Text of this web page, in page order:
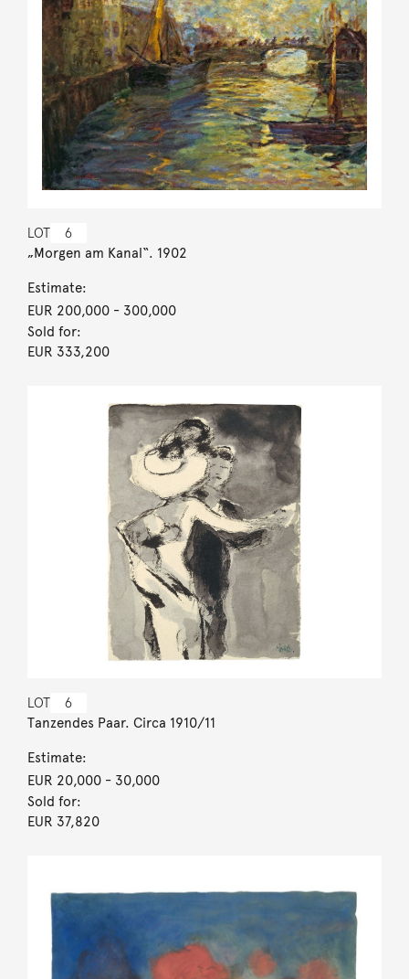
LOT 6
„Morgen am Kanal“. 1902
Estimate:
EUR 200,000- 300,000
Sold for:
EUR 333,200
LOT 6
Tanzendes Paar. Circa 1910/11
Estimate:
EUR 20,000- 30,000
Sold for:
EUR 37,820